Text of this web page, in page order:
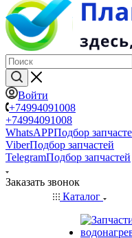
Войти
+74994091008
+74994091008
WhatsAPPПодбор
ViberПодбор запчастей
TelegramПодбор запчастей
Заказать звонок
Каталог